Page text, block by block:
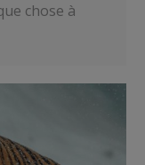
chose à